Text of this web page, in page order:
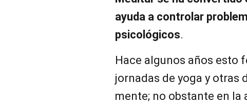
ayuda a controlar
psicológicos.
Hace algunos años esto
jornadas de yoga y otras
mente; no obstante en la